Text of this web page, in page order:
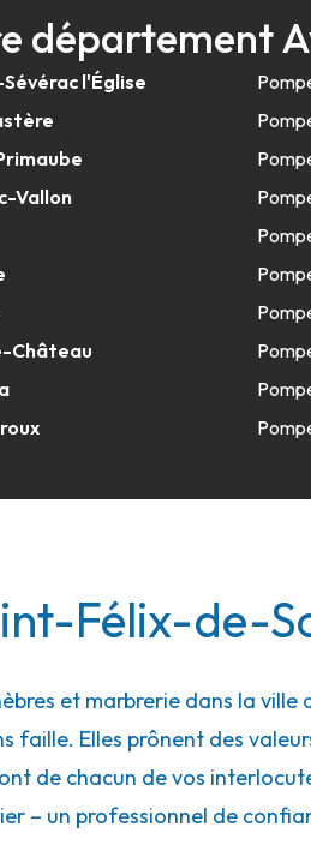
département
l'Église
Vallon
Château
Félix-de-
et marbrerie dans la ville
faille. Elles prônent des
de chacun de vos
– un professionnel de